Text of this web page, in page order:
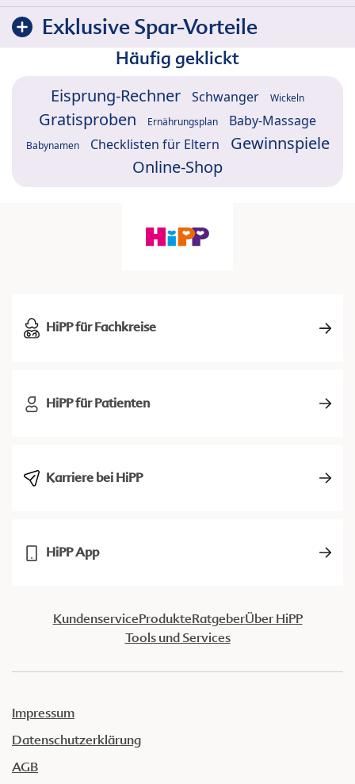
Exklusive Spar-Vorteile
Häufig geklickt
Eisprung-Rechner Schwanger Wickeln
Gratisproben Ernährungsplan Baby-Massage
Babynamen Checklisten für Eltern
Gewinnspiele
Online-Shop
HiPP für Fachkreise
HiPP für Patienten
Karriere bei HiPP
HiPP App
KundenserviceProdukteRatgeberÜber HiPP
Tools und Services
Impressum
Datenschutzerklärung
AGB